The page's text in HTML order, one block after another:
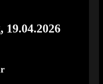
19.04.2026